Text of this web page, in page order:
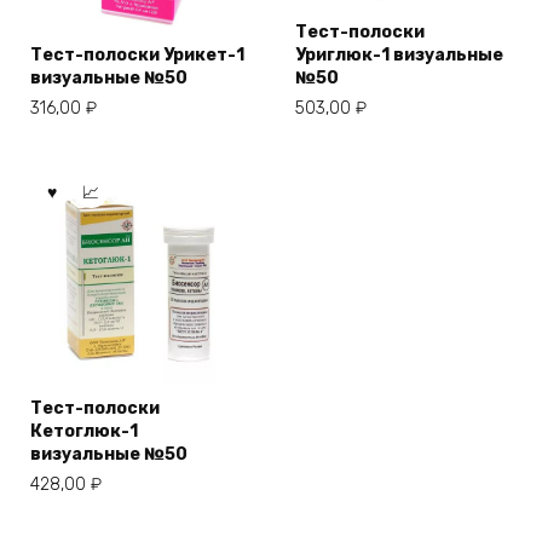
Тест-полоски Урикет-1
визуальные №50
316,00 ₽
Тест-полоски
Уриглюк-1 визуальные
№50
503,00 ₽
Тест-полоски
Кетоглюк-1
визуальные №50
428,00 ₽